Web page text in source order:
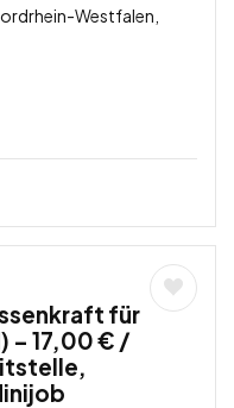
Westfalen,
für
– 17,00 € /